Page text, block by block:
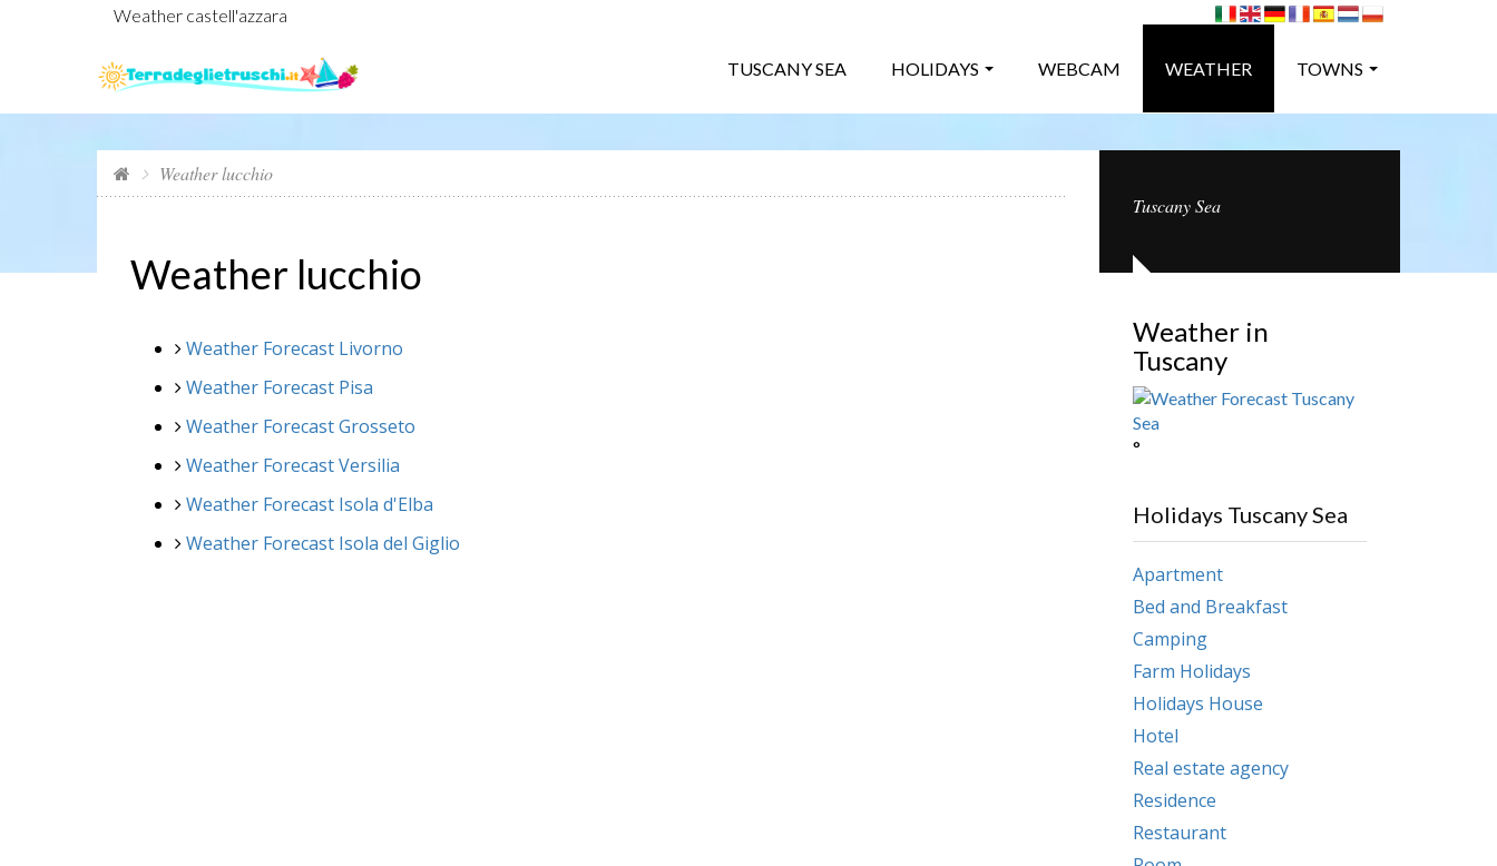
Weather castell'azzara
TUSCANY SEA HOLIDAYS WEBCAM WEATHER TOWNS
Weather lucchio
Weather lucchio
Weather Forecast Livorno
Weather Forecast Pisa
Weather Forecast Grosseto
Weather Forecast Versilia
Weather Forecast Isola d'Elba
Weather Forecast Isola del Giglio
Tuscany Sea
Weather in
Tuscany
°
Holidays Tuscany Sea
Apartment
Bed and Breakfast
Camping
Farm Holidays
Holidays House
Hotel
Real estate agency
Residence
Restaurant